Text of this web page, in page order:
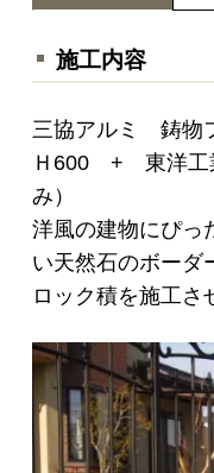
施工内容
三協アルミ 鋳物
Ｈ600 + 東洋工
み）
洋風の建物にぴっ
い天然石のボーダ
ロック積を施工さ